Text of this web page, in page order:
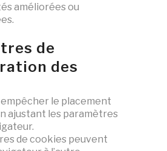
améliorées ou
de
des
empêcher le placement
ajustant les paramètres
de cookies peuvent